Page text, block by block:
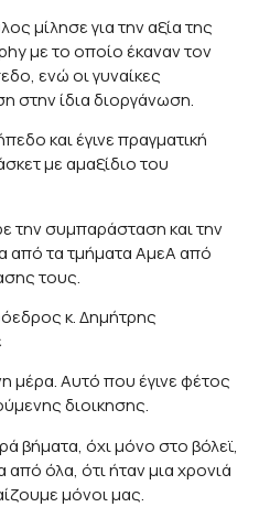
μίλησε για την αξία της
με το οποίο έκαναν τον
ενώ οι γυναίκες
στην ίδια διοργάνωση.
και έγινε πραγματική
με αμαξίδιο του
την συμπαράσταση και την
από τα τμήματα ΑμεΑ από
τους.
κ. Δημήτρης
μέρα. Αυτό που έγινε φέτος
διοικησης.
βήματα, όχι μόνο στο βόλεϊ,
όλα, ότι ήταν μια χρονιά
μόνοι μας.